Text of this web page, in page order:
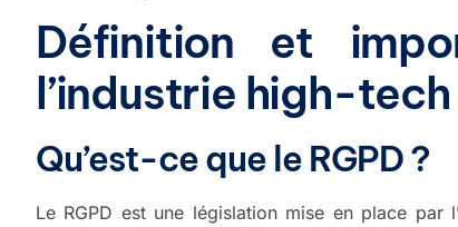
Définition et
l’industrie high-tech
Qu’est-ce que le RGPD ?
Le RGPD est une législation mise en place